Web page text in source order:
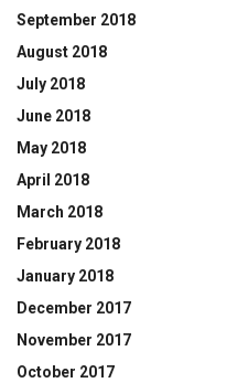
September 2018
August 2018
July 2018
June 2018
May 2018
April 2018
March 2018
February 2018
January 2018
December 2017
November 2017
October 2017